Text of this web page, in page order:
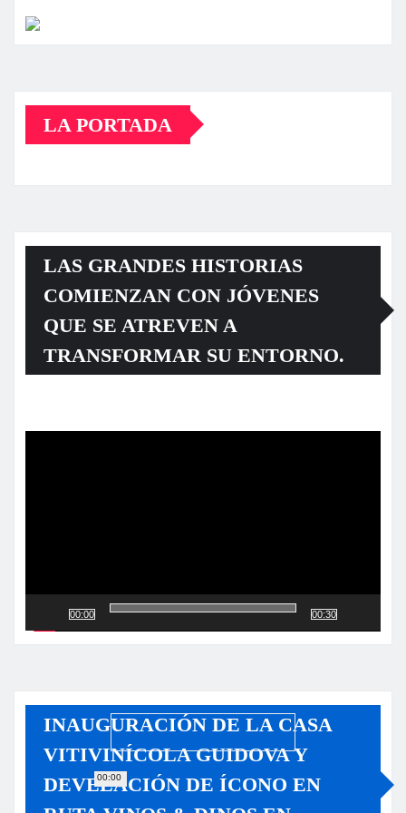
LA PORTADA
LAS GRANDES HISTORIAS
COMIENZAN CON JÓVENES
QUE SE ATREVEN A
TRANSFORMAR SU ENTORNO.
00:00
00:00
00:30
INAUGURACIÓN DE LA CASA
VITIVINÍCOLA GUIDOVA Y
DEVELACIÓN DE ÍCONO EN